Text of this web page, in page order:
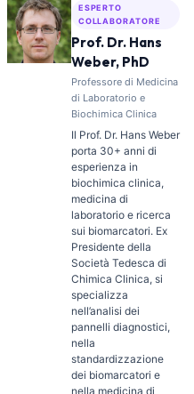
ESPERTO
COLLABORATORE
Prof. Dr. Hans
Weber, PhD
Professore di Medicina
di Laboratorio e
Biochimica Clinica
Il Prof. Dr. Hans Weber
porta 30+ anni di
esperienza in
biochimica clinica,
medicina di
laboratorio e ricerca
sui biomarcatori. Ex
Presidente della
Società Tedesca di
Chimica Clinica, si
specializza
nell’analisi dei
pannelli diagnostici,
nella
standardizzazione
dei biomarcatori e
nella medicina di